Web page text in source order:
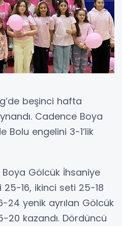
beşinci hafta
Cadence Boya
Bolu engelini 3-1’lik
Gölcük İhsaniye
25-16, ikinci seti 25-18
24 yenik ayrılan Gölcük
kazandı. Dördüncü